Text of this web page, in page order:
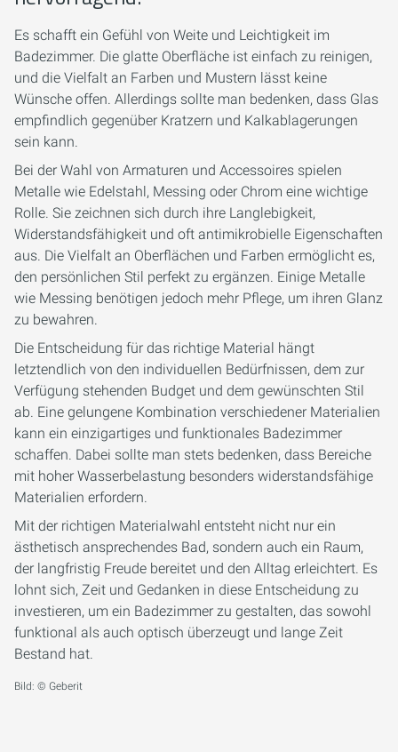
Es schafft ein Gefühl von Weite und Leichtigkeit im
Badezimmer. Die glatte Oberfläche ist einfach zu reinigen,
und die Vielfalt an Farben und Mustern lässt keine
Wünsche offen. Allerdings sollte man bedenken, dass Glas
empfindlich gegenüber Kratzern und Kalkablagerungen
sein kann.
Bei der Wahl von Armaturen und Accessoires spielen
Metalle wie Edelstahl, Messing oder Chrom eine wichtige
Rolle. Sie zeichnen sich durch ihre Langlebigkeit,
Widerstandsfähigkeit und oft antimikrobielle Eigenschaften
aus. Die Vielfalt an Oberflächen und Farben ermöglicht es,
den persönlichen Stil perfekt zu ergänzen. Einige Metalle
wie Messing benötigen jedoch mehr Pflege, um ihren Glanz
zu bewahren.
Die Entscheidung für das richtige Material hängt
letztendlich von den individuellen Bedürfnissen, dem zur
Verfügung stehenden Budget und dem gewünschten Stil
ab. Eine gelungene Kombination verschiedener Materialien
kann ein einzigartiges und funktionales Badezimmer
schaffen. Dabei sollte man stets bedenken, dass Bereiche
mit hoher Wasserbelastung besonders widerstandsfähige
Materialien erfordern.
Mit der richtigen Materialwahl entsteht nicht nur ein
ästhetisch ansprechendes Bad, sondern auch ein Raum,
der langfristig Freude bereitet und den Alltag erleichtert. Es
lohnt sich, Zeit und Gedanken in diese Entscheidung zu
investieren, um ein Badezimmer zu gestalten, das sowohl
funktional als auch optisch überzeugt und lange Zeit
Bestand hat.
Bild: © Geberit